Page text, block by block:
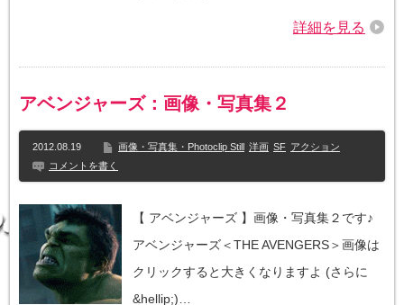
詳細を見る
アベンジャーズ：画像・写真集２
2012.08.19 画像・写真集・Photoclip Still 洋画 SF アクション
コメントを書く
【 アベンジャーズ 】画像・写真集２です♪
アベンジャーズ＜THE AVENGERS＞画像は
クリックすると大きくなりますよ (さらに
&hellip;)…